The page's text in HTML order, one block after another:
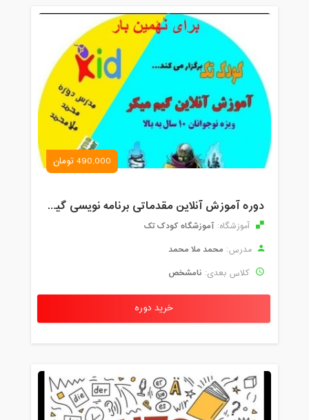
490,000 تومان
دوره آموزش آنلاین مقدماتی برنامه نویسی گیم میکر کودک و نوجوان (برای نهمین بار) کودک تک
آموزشگاه: آموزشگاه کودک تک
مدرس: محمد ملا محمد
کلاس بعدی: نامشخص
خرید دوره